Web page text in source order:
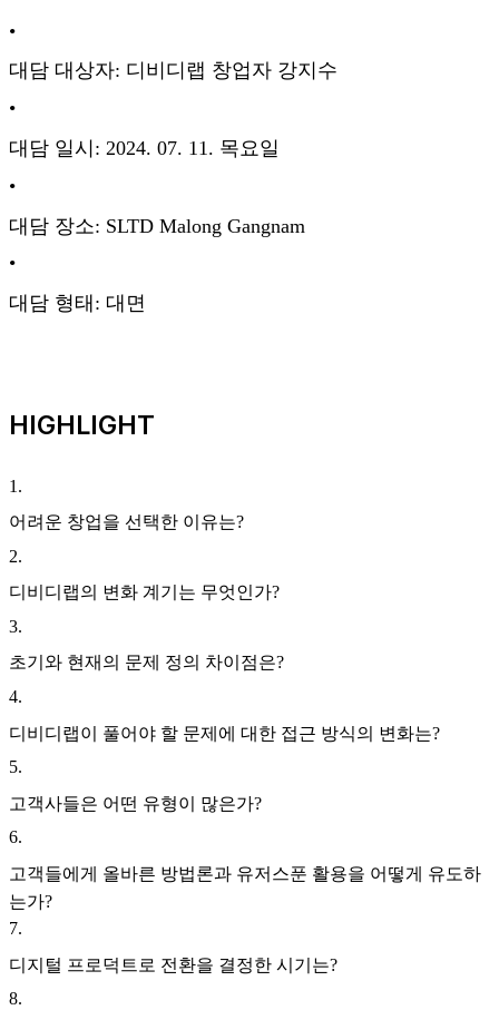
•
대담 대상자: 디비디랩 창업자 강지수
•
대담 일시: 2024. 07. 11. 목요일
•
대담 장소: SLTD Malong Gangnam
•
대담 형태: 대면
HIGHLIGHT
1 .
어려운 창업을 선택한 이유는?
2.
디비디랩의 변화 계기는 무엇인가?
3.
초기와 현재의 문제 정의 차이점은?
4.
디비디랩이 풀어야 할 문제에 대한 접근 방식의 변화는?
5.
고객사들은 어떤 유형이 많은가?
6.
고객들에게 올바른 방법론과 유저스푼 활용을 어떻게 유도하
는가?
7.
디지털 프로덕트로 전환을 결정한 시기는?
8.